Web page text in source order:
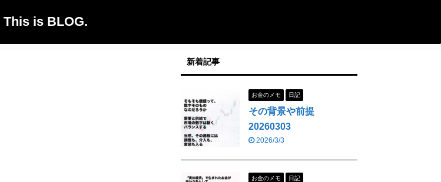
This is BLOG.
新着記事
お金のメモ 日記
その背景や前提
20260303
2026/3/3
お金のメモ 日記